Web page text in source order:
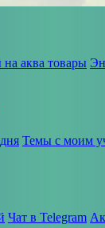
аква товары
Темы с моим
Чат в Telegram